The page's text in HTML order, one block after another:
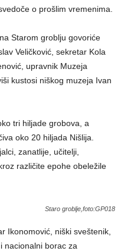
o prošlim vremenima.
Starom groblju govoriće
Veličković, sekretar Kola
upravnik Muzeja
kustosi niškog muzeja Ivan
tri hiljade grobova, a
oko 20 hiljada Nišlija.
zanatlije, učitelji,
različite epohe obeležile
Staro groblje,foto:GP018
Ikonomović, niški sveštenik,
nacionalni borac za